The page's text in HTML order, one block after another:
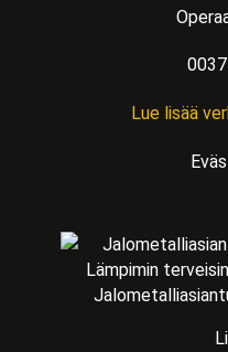
Lue lisää
Lämpimin